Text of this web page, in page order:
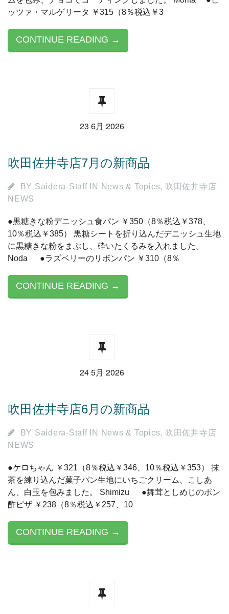
ッツァ・マルゲリータ ￥315（8％税込￥3
CONTINUE READING →
23 6月 2026
吹田佐井寺店7月の新商品
BY Saidera-StaffIN News & Topics, 吹田佐井寺店
NEWS
●黒糖きな粉デニッシュ食パン ￥350（8％税込￥378、
10％税込￥385） 黒糖シートを折り込んだデニッシュ生地
に黒糖きな粉をまぶし、砕いたくるみを入れました。
Noda ●ラズベリーのリボンパン ￥310（8％
CONTINUE READING →
24 5月 2026
吹田佐井寺店6月の新商品
BY Saidera-StaffIN News & Topics, 吹田佐井寺店
NEWS
●ケロちゃん ￥321（8％税込￥346、10％税込￥353） 抹
茶を練り込んだ菓子パン生地にいちごクリーム、こしあ
ん、白玉を包みました。 Shimizu ●舞茸としめじのポン
酢ピザ ￥238（8％税込￥257、10
CONTINUE READING →